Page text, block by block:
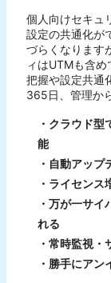
個人向けセキュ
設定の共通化が
づらくなります
ィはUTMも含
把握や設定共通
365日、管理か
・クラウド
能
・自動アッ
・ライセン
・万が一サ
れる
・常時監視
・勝手にア